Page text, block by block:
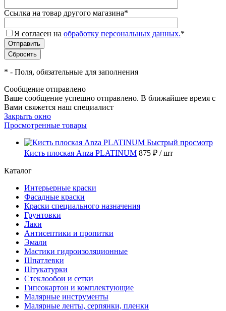
Ссылка на товар другого магазина*
Я согласен на обработку персональных данных.*
* - Поля, обязательные для заполнения
Сообщение отправлено
Ваше сообщение успешно отправлено. В ближайшее время с
Вами свяжется наш специалист
Закрыть окно
Просмотренные товары
Быстрый просмотр
Кисть плоская Anza PLATINUM 875 ₽ / шт
Каталог
Интерьерные краски
Фасадные краски
Краски специального назначения
Грунтовки
Лаки
Антисептики и пропитки
Эмали
Мастики гидроизоляционные
Шпатлевки
Штукатурки
Стеклообои и сетки
Гипсокартон и комплектующие
Малярные инструменты
Малярные ленты, серпянки, пленки